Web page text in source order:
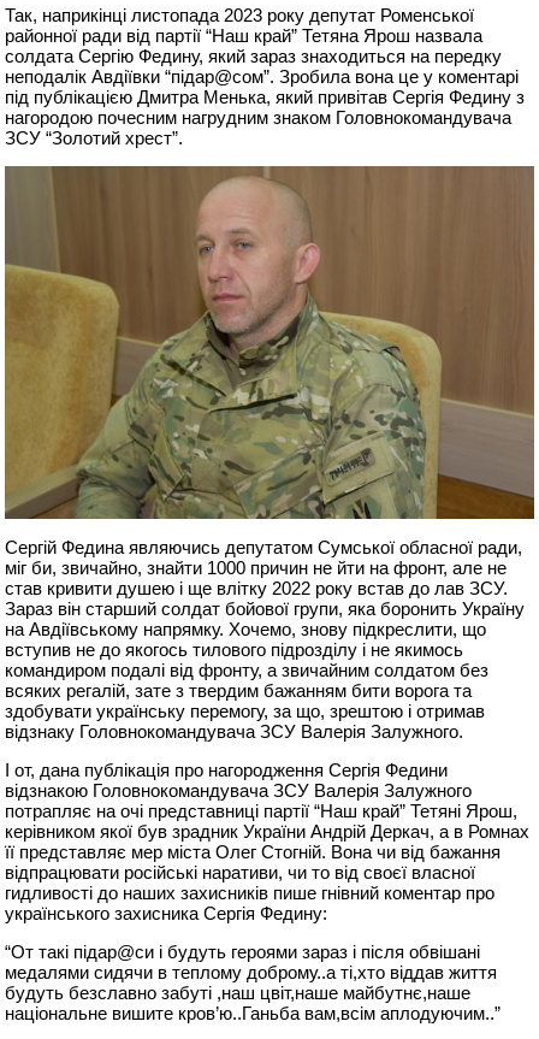
Так, наприкінці листопада 2023 року депутат Роменської
районної ради від партії “Наш край” Тетяна Ярош назвала
солдата Сергію Федину, який зараз знаходиться на передку
неподалік Авдіївки “підар@сом”. Зробила вона це у коментарі
під публікацією Дмитра Менька, який привітав Сергія Федину з
нагородою почесним нагрудним знаком Головнокомандувача
ЗСУ “Золотий хрест”.
Сергій Федина являючись депутатом Сумської обласної ради,
міг би, звичайно, знайти 1000 причин не йти на фронт, але не
став кривити душею і ще влітку 2022 року встав до лав ЗСУ.
Зараз він старший солдат бойової групи, яка боронить Україну
на Авдіївському напрямку. Хочемо, знову підкреслити, що
вступив не до якогось тилового підрозділу і не якимось
командиром подалі від фронту, а звичайним солдатом без
всяких регалій, зате з твердим бажанням бити ворога та
здобувати українську перемогу, за що, зрештою і отримав
відзнаку Головнокомандувача ЗСУ Валерія Залужного.
І от, дана публікація про нагородження Сергія Федини
відзнакою Головнокомандувача ЗСУ Валерія Залужного
потрапляє на очі представниці партії “Наш край” Тетяні Ярош,
керівником якої був зрадник України Андрій Деркач, а в Ромнах
її представляє мер міста Олег Стогній. Вона чи від бажання
відпрацювати російські наративи, чи то від своєї власної
гидливості до наших захисників пише гнівний коментар про
українського захисника Сергія Федину:
“От такі підар@си і будуть героями зараз і після обвішані
медалями сидячи в теплому доброму..а ті,хто віддав життя
будуть безславно забуті ,наш цвіт,наше майбутнє,наше
національне вишите кров’ю..Ганьба вам,всім аплодуючим..”